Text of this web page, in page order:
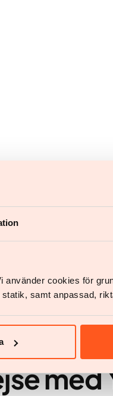
cookies för
samt anpassad,
med